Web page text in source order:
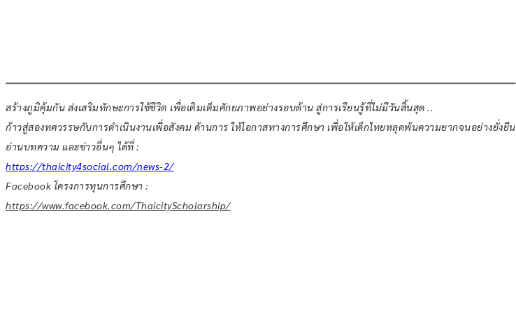
สร้างภูมิคุ้มกัน ส่งเสริมทักษะการใช้ชีวิต เพื่อเติมเต็มศักยภาพอย่างรอบด้าน สู่การเรียนรู้ที่ไม่มีวันสิ้นสุด ..
ก้าวสู่สองทศวรรษกับการดำเนินงานเพื่อสังคม ด้านการ ให้โอกาสทางการศึกษา เพื่อให้เด็กไทยหลุดพ้นความยากจนอย่างยั่งยืน
อ่านบทความ และข่าวอื่นๆ ได้ที่ :
https://thaicity4social.com/news-2/
Facebook โครงการทุนการศึกษา :
https://www.facebook.com/ThaicityScholarship/